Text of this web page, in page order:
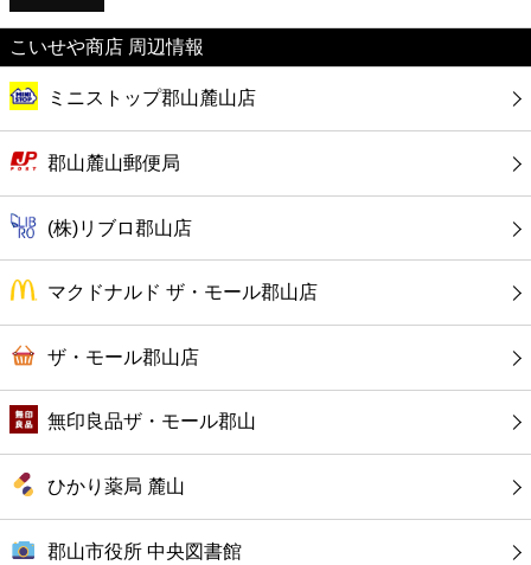
ショッピング
銀行
公共
病院
こいせや商店 周辺情報
ミニストップ郡山麓山店
郡山麓山郵便局
(株)リブロ郡山店
マクドナルド ザ・モール郡山店
ザ・モール郡山店
無印良品ザ・モール郡山
ひかり薬局 麓山
郡山市役所 中央図書館